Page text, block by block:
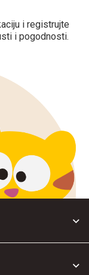
i registrujte
i pogodnosti.